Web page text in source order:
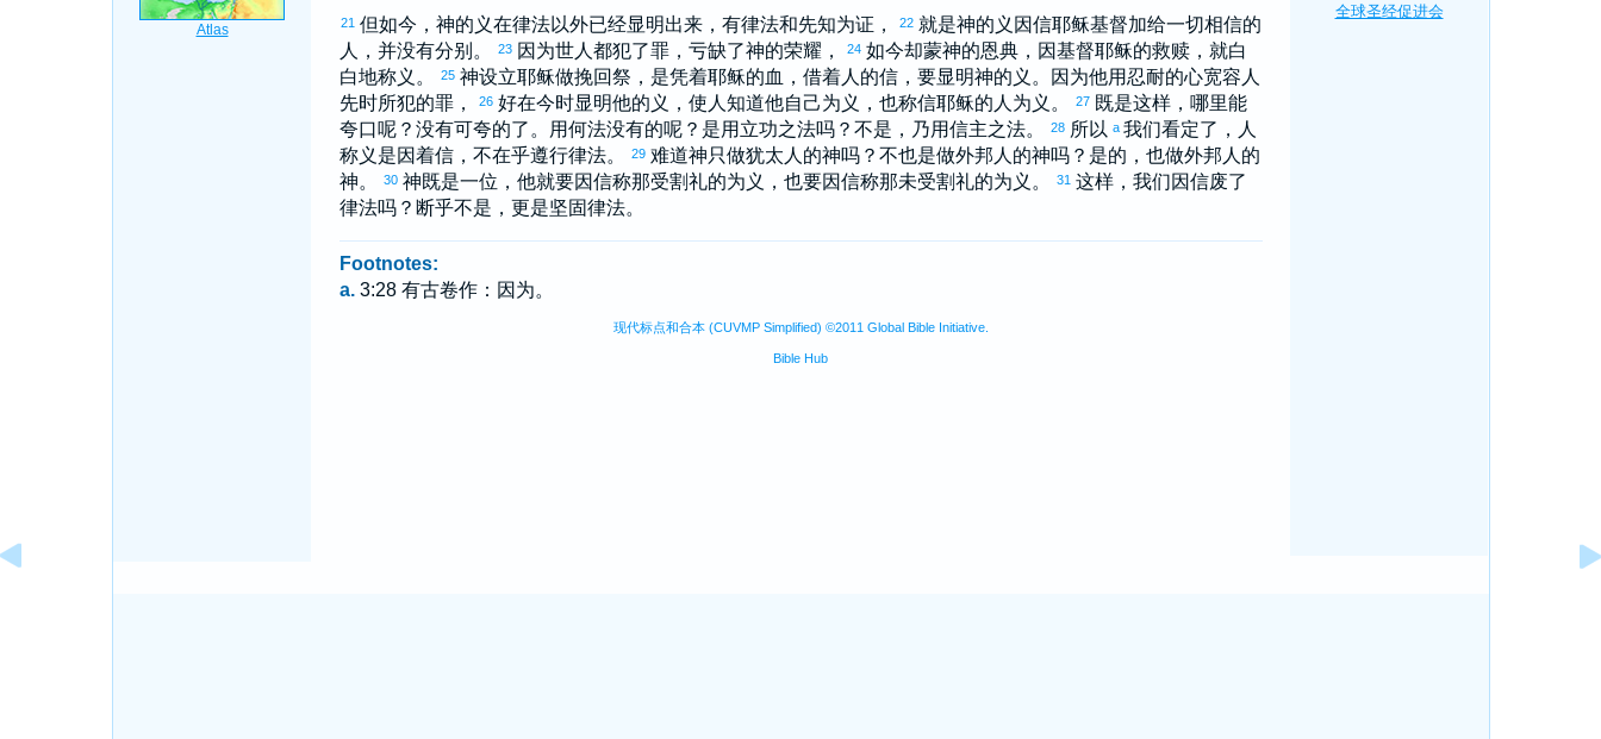
21 但如今，神的义在律法以外已经显明出来，有律法和先知为证， 22 就是神的义因信耶稣基督加给一切相信的
人，并没有分别。
23 因为世人都犯了罪，亏缺了神的荣耀， 24 如今却蒙神的恩典，因基督耶稣的救赎，就白
白地称义。
25 神设立耶稣做挽回祭，是凭着耶稣的血，借着人的信，要显明神的义。因为他用忍耐的心宽容人
先时所犯的罪，
26 好在今时显明他的义，使人知道他自己为义，也称信耶稣的人为义。 27 既是这样，哪里能
夸口呢？没有可夸的了。用何法没有的呢？是用立功之法吗？不是，乃用信主之法。
28 所以 a 我们看定了，人
称义是因着信，不在乎遵行律法。
29 难道神只做犹太 人的神吗？不也是做外邦人的神吗？是的，也做外邦人的
神。
30 神既是一位，他就要因信称那受割礼的为义，也要因信称那未受割礼的为义。 31 这样，我们因信废了
律法吗？断乎不是，更是坚固律法。
Footnotes:
a. 3:28 有古卷作：因为。
现代标点和合本 (CUVMP Simplified) ©2011 Global Bible Initiative.
Bible Hub